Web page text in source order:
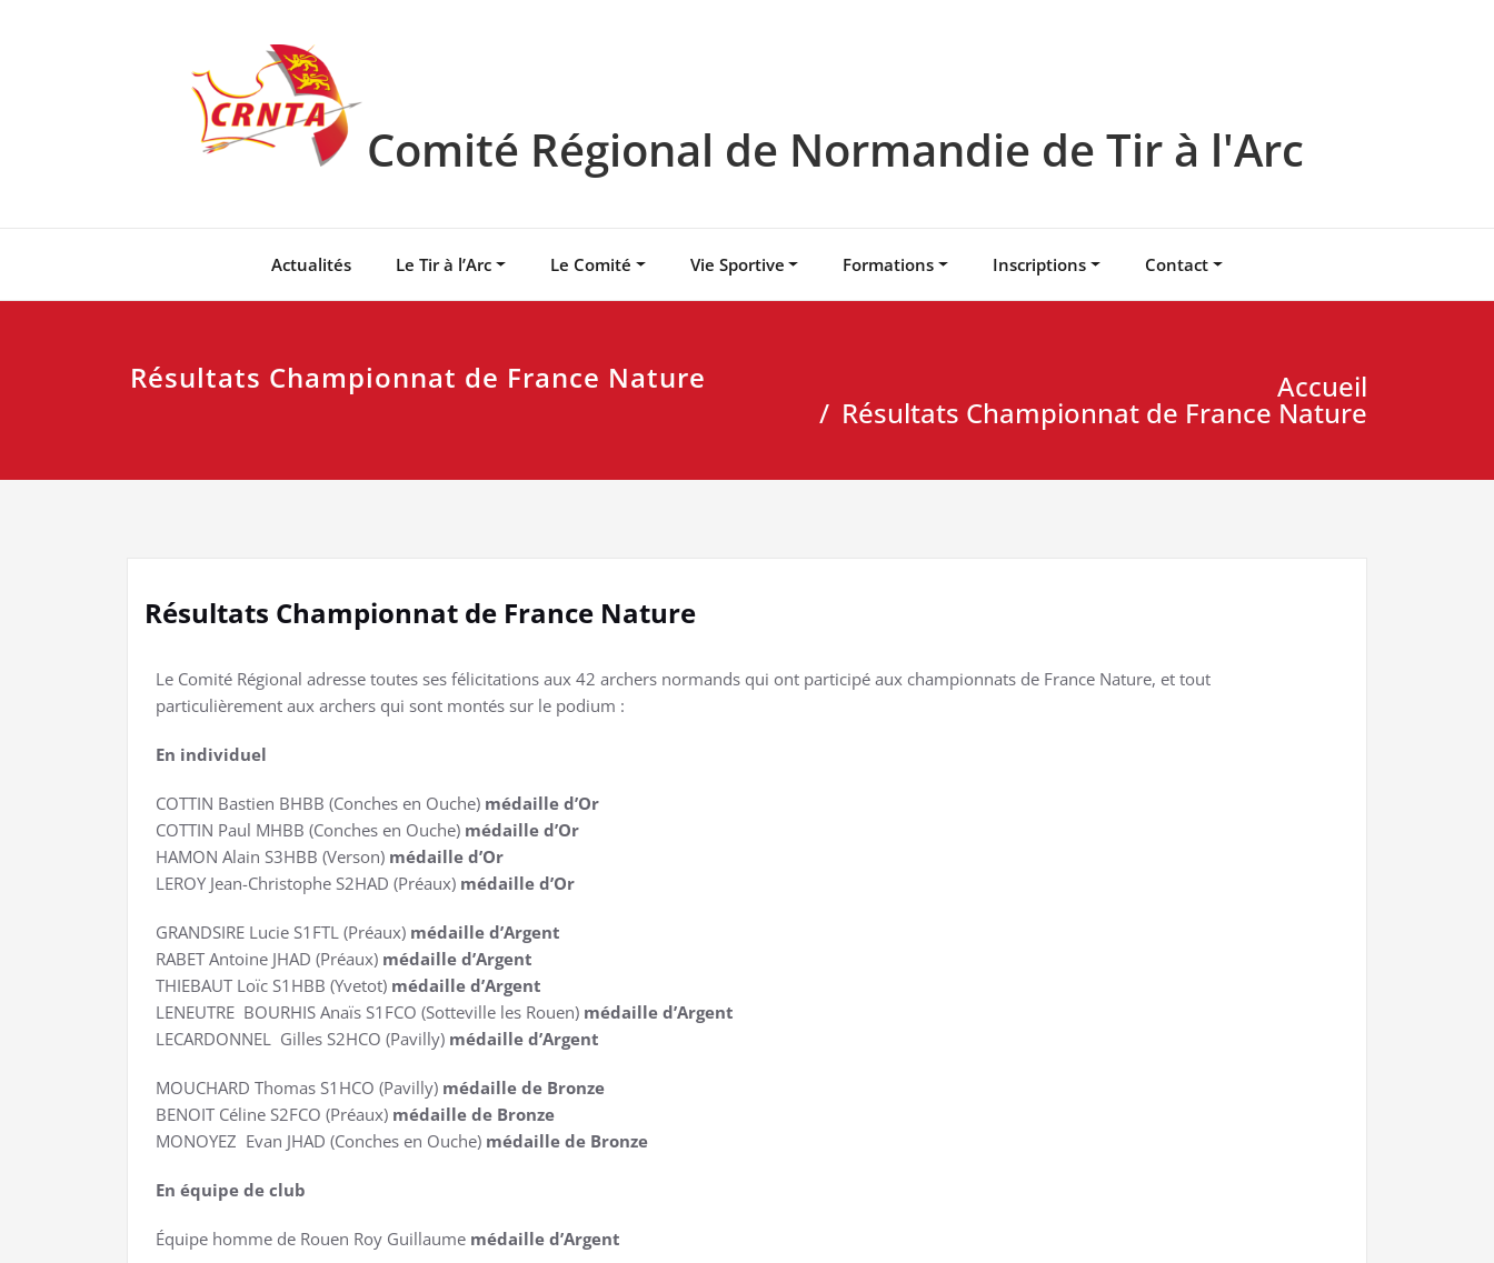
Comité Régional de Normandie de Tir à l'Arc
Actualités Le Tir à l’Arc Le Comité Vie Sportive Formations Inscriptions Contact
Résultats Championnat de France Nature Accueil
Résultats Championnat de France Nature
Résultats Championnat de France Nature
Le Comité Régional adresse toutes ses félicitations aux 42 archers normands qui ont participé aux championnats de France Nature, et tout
particulièrement aux archers qui sont montés sur le podium :
En individuel
COTTIN Bastien BHBB (Conches en Ouche) médaille d’Or
COTTIN Paul MHBB (Conches en Ouche) médaille d’Or
HAMON Alain S3HBB (Verson) médaille d’Or
LEROY Jean-Christophe S2HAD (Préaux) médaille d’Or
GRANDSIRE Lucie S1FTL (Préaux) médaille d’Argent
RABET Antoine JHAD (Préaux) médaille d’Argent
THIEBAUT Loïc S1HBB (Yvetot) médaille d’Argent
LENEUTRE BOURHIS Anaïs S1FCO (Sotteville les Rouen) médaille d’Argent
LECARDONNEL Gilles S2HCO (Pavilly) médaille d’Argent
MOUCHARD Thomas S1HCO (Pavilly) médaille de Bronze
BENOIT Céline S2FCO (Préaux) médaille de Bronze
MONOYEZ Evan JHAD (Conches en Ouche) médaille de Bronze
En équipe de club
Équipe homme de Rouen Roy Guillaume médaille d’Argent